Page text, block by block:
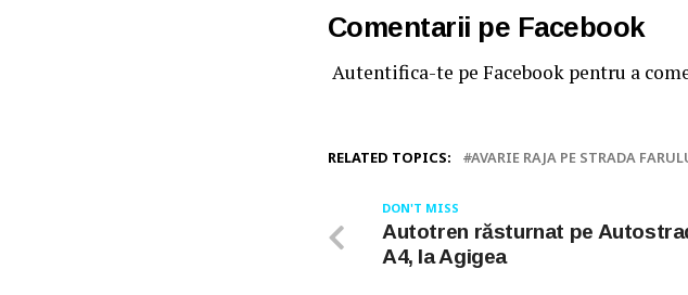
Comentarii pe Facebook
Autentifica-te pe Facebook pentru a
RELATED TOPICS: AVARIE RAJA PE STRADA
DON'T MISS
Autotren răsturnat pe
A4, la Agigea